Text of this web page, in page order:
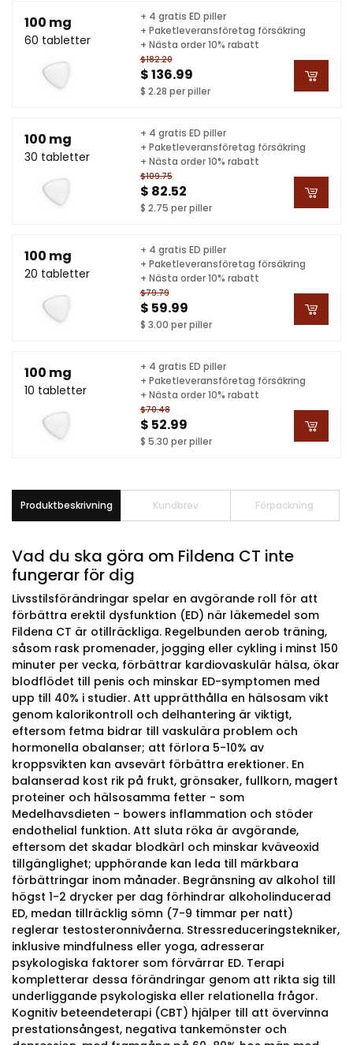
100 mg
60 tabletter
$182.20
$ 136.99
$ 2.28 per piller
+ 4 gratis ED piller
+ Paketleveransföretag försäkring
+ Nästa order 10% rabatt
100 mg
30 tabletter
$109.75
$ 82.52
$ 2.75 per piller
+ 4 gratis ED piller
+ Paketleveransföretag försäkring
+ Nästa order 10% rabatt
100 mg
20 tabletter
$79.79
$ 59.99
$ 3.00 per piller
+ 4 gratis ED piller
+ Paketleveransföretag försäkring
+ Nästa order 10% rabatt
100 mg
10 tabletter
$70.48
$ 52.99
$ 5.30 per piller
+ 4 gratis ED piller
+ Paketleveransföretag försäkring
+ Nästa order 10% rabatt
Produktbeskrivning Kundbrev Förpackning
Vad du ska göra om Fildena CT inte
fungerar för dig
Livsstilsförändringar spelar en avgörande roll för att
förbättra erektil dysfunktion (ED) när läkemedel som
Fildena CT är otillräckliga. Regelbunden aerob träning,
såsom rask promenader, jogging eller cykling i minst 150
minuter per vecka, förbättrar kardiovaskulär hälsa, ökar
blodflödet till penis och minskar ED-symptomen med
upp till 40% i studier. Att upprätthålla en hälsosam vikt
genom kalorikontroll och delhantering är viktigt,
eftersom fetma bidrar till vaskulära problem och
hormonella obalanser; att förlora 5-10% av
kroppsvikten kan avsevärt förbättra erektioner. En
balanserad kost rik på frukt, grönsaker, fullkorn, magert
proteiner och hälsosamma fetter - som
Medelhavsdieten - bowers inflammation och stöder
endothelial funktion. Att sluta röka är avgörande,
eftersom det skadar blodkärl och minskar kväveoxid
tillgänglighet; upphörande kan leda till märkbara
förbättringar inom månader. Begränsning av alkohol till
högst 1-2 drycker per dag förhindrar alkoholinducerad
ED, medan tillräcklig sömn (7-9 timmar per natt)
reglerar testosteronnivåerna. Stressreduceringstekniker,
inklusive mindfulness eller yoga, adresserar
psykologiska faktorer som förvärrar ED. Terapi
kompletterar dessa förändringar genom att rikta sig till
underliggande psykologiska eller relationella frågor.
Kognitiv beteendeterapi (CBT) hjälper till att övervinna
prestationsångest, negativa tankemönster och